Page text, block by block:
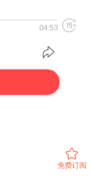
04:53
免费订阅